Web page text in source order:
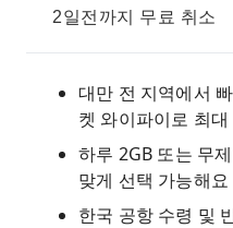
2일전까지 무료 취소
대만 전 지역에서
켓 와이파이로 최
하루 2GB 또는 무
맞게 선택 가능해요
한국 공항 수령 및